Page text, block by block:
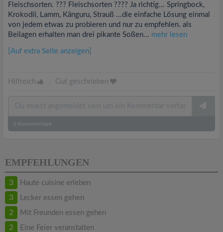
Fleischsorten. ??? Fleischsorten ???? Ja richtig... Springbock,
Krokodil, Lamm, Känguru, Strauß ...die einfache Lösung einmal
von jedem etwas zu probieren und nur zu empfehlen. als
Beilagen erhalten man drei pikante Soßen... mehr lesen
[Auf extra Seite anzeigen]
Hilfreich Gut geschrieben
0 Kommentare
EMPFEHLUNGEN
3 Haute cuisine erleben
3 Lecker essen gehen
2 Mit Freunden essen gehen
2 Eine Feier veranstalten